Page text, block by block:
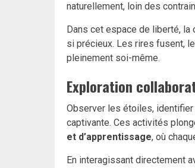
naturellement, loin des
Dans cet espace de liberté,
si précieux. Les rires fusent,
pleinement soi-même.
Exploration
Observer les étoiles,
captivante. Ces activités
et d’apprentissage, où
En interagissant directement